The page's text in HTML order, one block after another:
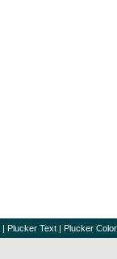
| Plucker Text | Plucker Color